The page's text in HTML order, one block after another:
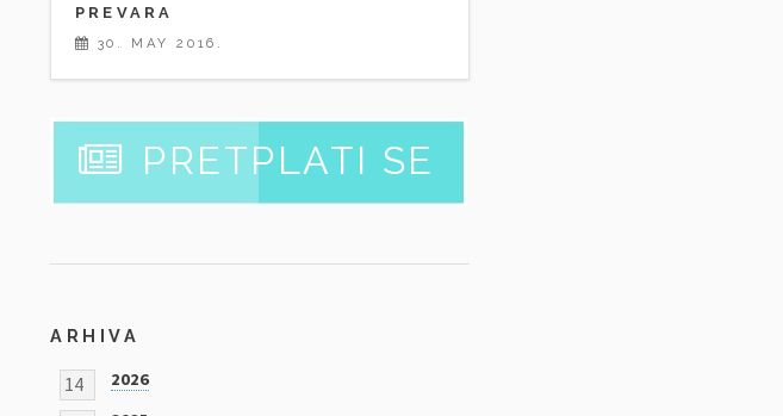
PREVARA
30. MAY 2016.
PRETPLATI SE
ARHIVA
14 2026